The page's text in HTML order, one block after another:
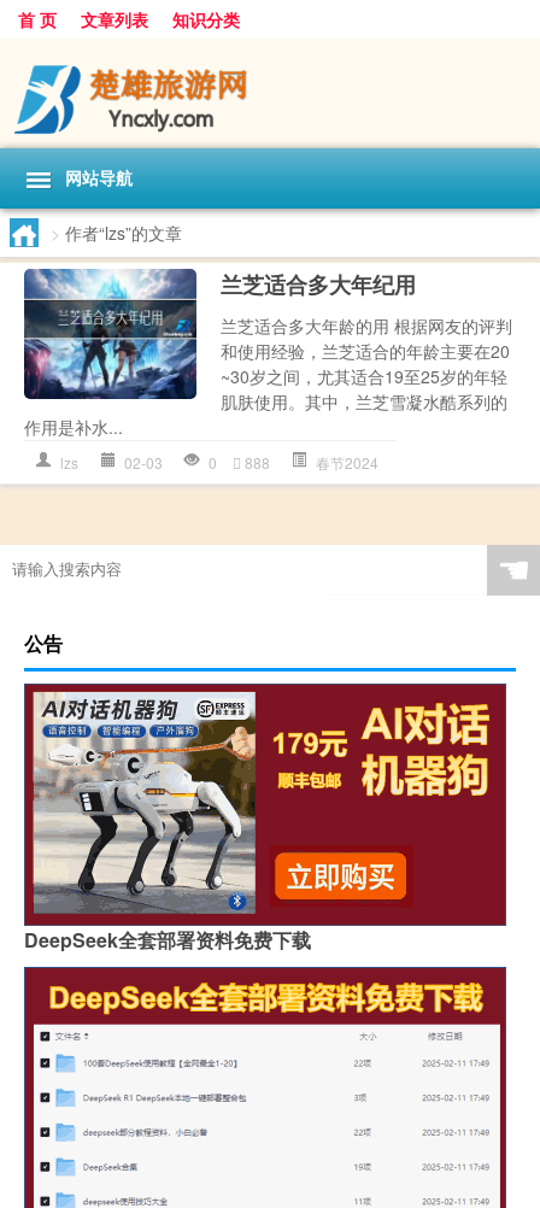
首 页 文章列表 知识分类
网站导航
> 作者“lzs”的文章
兰芝适合多大年纪用
兰芝适合多大年龄的用 根据网友的评判
和使用经验，兰芝适合的年龄主要在20
~30岁之间，尤其适合19至25岁的年轻
肌肤使用。其中，兰芝雪凝水酷系列的
作用是补水...
lzs 02-03 0 888 春节2024
☚
公告
DeepSeek全套部署资料免费下载